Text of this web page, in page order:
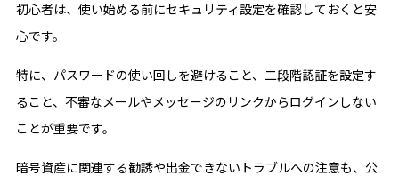
初心者は、使い始める前にセキュリティ設定を確認しておくと安
心です。
特に、パスワードの使い回しを避けること、二段階認証を設定す
ること、不審なメールやメッセージのリンクからログインしない
ことが重要です。
暗号資産に関連する勧誘や出金できないトラブルへの注意も、公